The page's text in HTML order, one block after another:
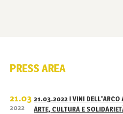
PRESS AREA
21.03
2022
21.03.2022 I VINI DELL'ARCO
ARTE, CULTURA E